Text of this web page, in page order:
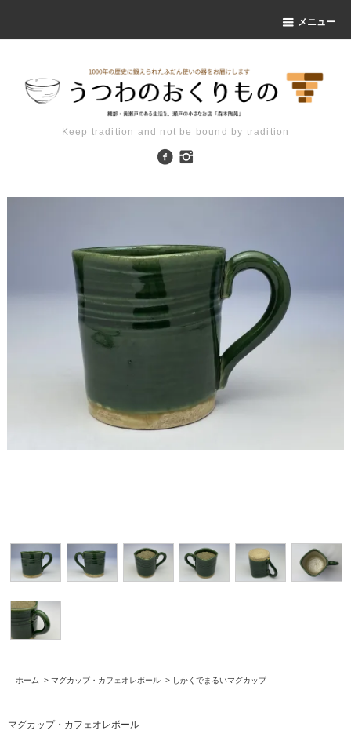
メニュー
Keep tradition and not be bound by tradition
ホーム > マグカップ・カフェオレボール > しかくでまるいマグカップ
マグカップ・カフェオレボール